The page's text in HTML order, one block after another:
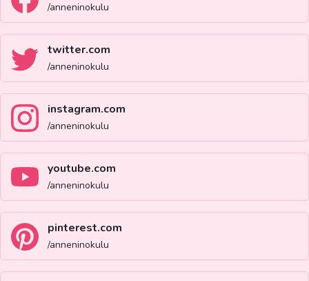
/anneninokulu
twitter.com
/anneninokulu
instagram.com
/anneninokulu
youtube.com
/anneninokulu
pinterest.com
/anneninokulu